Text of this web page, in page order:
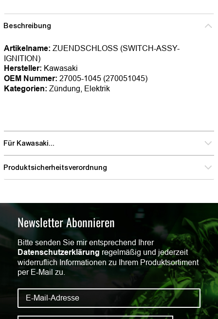
Beschreibung
Artikelname: ZUENDSCHLOSS (SWITCH-ASSY-
IGNITION)
Hersteller: Kawasaki
OEM Nummer: 27005-1045 (270051045)
Kategorien: Zündung, Elektrik
Für Kawasaki...
Produktsicherheitsverordnung
Newsletter Abonnieren
Bitte senden Sie mir entsprechend Ihrer
Datenschutzerklärung regelmäßig und jederzeit
widerruflich Informationen zu Ihrem Produktsortiment
per E-Mail zu.